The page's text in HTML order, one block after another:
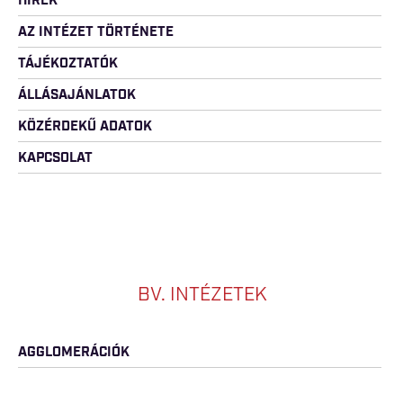
AZ INTÉZET TÖRTÉNETE
TÁJÉKOZTATÓK
ÁLLÁSAJÁNLATOK
KÖZÉRDEKŰ ADATOK
KAPCSOLAT
BV. INTÉZETEK
AGGLOMERÁCIÓK